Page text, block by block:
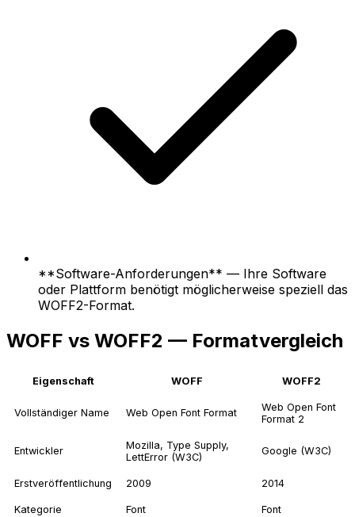
**Software-Anforderungen** — Ihre Software
oder Plattform benötigt möglicherweise speziell das
WOFF2-Format.
WOFF vs WOFF2 — Formatvergleich
Eigenschaft WOFF WOFF2
Vollständiger Name Web Open Font Format
Web Open Font
Format 2
Entwickler
Mozilla, Type Supply,
LettError (W3C)
Google (W3C)
Erstveröffentlichung 2009 2014
Kategorie Font Font